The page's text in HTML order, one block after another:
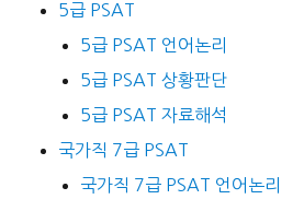
5급 PSAT
5급 PSAT 언어논리
5급 PSAT 상황판단
5급 PSAT 자료해석
국가직 7급 PSAT
국가직 7급 PSAT 언어논리